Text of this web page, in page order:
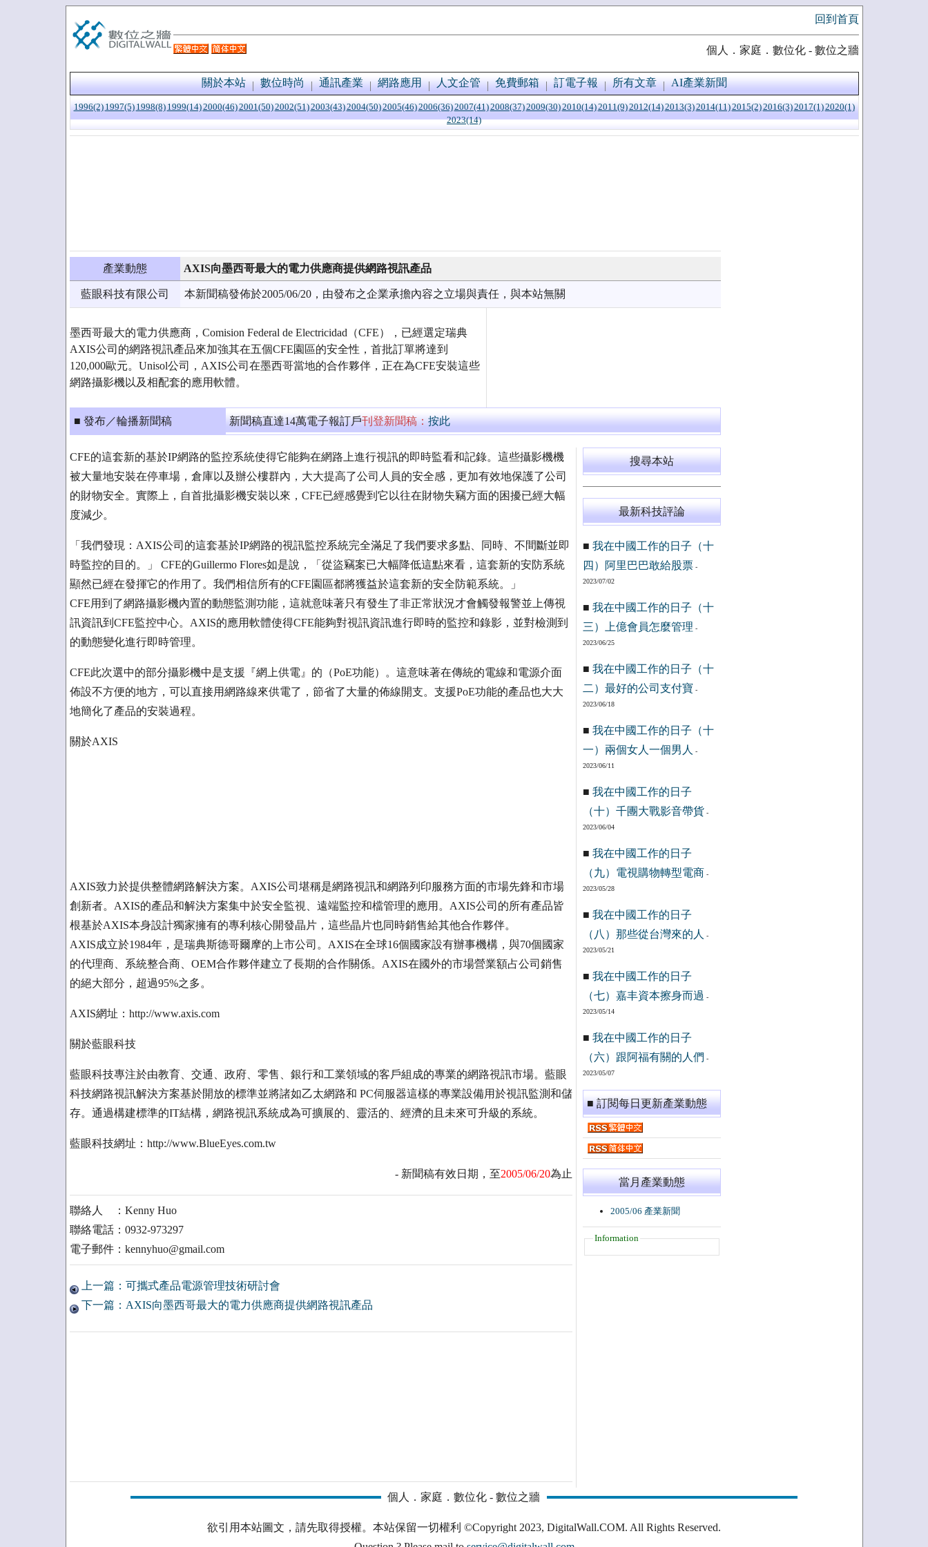
回到首頁
個人．家庭．數位化 - 數位之牆
關於本站 數位時尚 通訊產業 網路應用 人文企管 免費郵箱 訂電子報 所有文章 AI產業新聞
1996(2) 1997(5) 1998(8) 1999(14)2000(46)2001(50)2002(51)2003(43)2004(50)2005(46)2006(36)2007(41)2008(37)2009(30)2010(14)2011(9)2012(14)2013(3)2014(11)2015(2)2016(3)2017(1)2020(1)
2023(14)
產業動態 AXIS向墨西哥最大的電力供應商提供網路視訊產品
藍眼科技有限公司 本新聞稿發佈於2005/06/20，由發布之企業承擔內容之立場與責任，與本站無關
墨西哥最大的電力供應商，Comision Federal de Electricidad（CFE），已經選定瑞典
AXIS公司的網路視訊產品來加強其在五個CFE園區的安全性，首批訂單將達到
120,000歐元。Unisol公司，AXIS公司在墨西哥當地的合作夥伴，正在為CFE安裝這些
網路攝影機以及相配套的應用軟體。
■ 發布／輪播新聞稿 新聞稿直達14萬電子報訂戶刊登新聞稿：按此
CFE的這套新的基於IP網路的監控系統使得它能夠在網路上進行視訊的即時監看和記錄。這些攝影機機
被大量地安裝在停車場，倉庫以及辦公樓群內，大大提高了公司人員的安全感，更加有效地保護了公司
的財物安全。實際上，自首批攝影機安裝以來，CFE已經感覺到它以往在財物失竊方面的困擾已經大幅
度減少。
「我們發現：AXIS公司的這套基於IP網路的視訊監控系統完全滿足了我們要求多點、同時、不間斷並即
時監控的目的。」 CFE的Guillermo Flores如是說，「從盜竊案已大幅降低這點來看，這套新的安防系統
顯然已經在發揮它的作用了。我們相信所有的CFE園區都將獲益於這套新的安全防範系統。」
CFE用到了網路攝影機內置的動態監測功能，這就意味著只有發生了非正常狀況才會觸發報警並上傳視
訊資訊到CFE監控中心。AXIS的應用軟體使得CFE能夠對視訊資訊進行即時的監控和錄影，並對檢測到
的動態變化進行即時管理。
CFE此次選中的部分攝影機中是支援『網上供電』的（PoE功能）。這意味著在傳統的電線和電源介面
佈設不方便的地方，可以直接用網路線來供電了，節省了大量的佈線開支。支援PoE功能的產品也大大
地簡化了產品的安裝過程。
關於AXIS
AXIS致力於提供整體網路解決方案。AXIS公司堪稱是網路視訊和網路列印服務方面的市場先鋒和市場
創新者。AXIS的產品和解決方案集中於安全監視、遠端監控和檔管理的應用。AXIS公司的所有產品皆
根基於AXIS本身設計獨家擁有的專利核心開發晶片，這些晶片也同時銷售給其他合作夥伴。
AXIS成立於1984年，是瑞典斯德哥爾摩的上市公司。AXIS在全球16個國家設有辦事機構，與70個國家
的代理商、系統整合商、OEM合作夥伴建立了長期的合作關係。AXIS在國外的市場營業額占公司銷售
的絕大部分，超過95%之多。
AXIS網址：http://www.axis.com
關於藍眼科技
藍眼科技專注於由教育、交通、政府、零售、銀行和工業領域的客戶組成的專業的網路視訊市場。藍眼
科技網路視訊解決方案基於開放的標準並將諸如乙太網路和 PC伺服器這樣的專業設備用於視訊監測和儲
存。通過構建標準的IT結構，網路視訊系統成為可擴展的、靈活的、經濟的且未來可升級的系統。
藍眼科技網址：http://www.BlueEyes.com.tw
- 新聞稿有效日期，至2005/06/20為止
聯絡人 ：Kenny Huo
聯絡電話：0932-973297
電子郵件：kennyhuo@gmail.com
上一篇：可攜式產品電源管理技術研討會
下一篇：AXIS向墨西哥最大的電力供應商提供網路視訊產品
搜尋本站
最新科技評論
■ 我在中國工作的日子（十
四）阿里巴巴敢給股票-
2023/07/02
■ 我在中國工作的日子（十
三）上億會員怎麼管理 -
2023/06/25
■ 我在中國工作的日子（十
二）最好的公司支付寶 -
2023/06/18
■ 我在中國工作的日子（十
一）兩個女人一個男人
-
2023/06/11
■ 我在中國工作的日子
（十）千團大戰影音帶貨 -
2023/06/04
■ 我在中國工作的日子
（九）電視購物轉型電商 -
2023/05/28
■ 我在中國工作的日子
（八）那些從台灣來的人
-
2023/05/21
■ 我在中國工作的日子
（七）嘉丰資本擦身而過 -
2023/05/14
■ 我在中國工作的日子
（六）跟阿福有關的人們 -
2023/05/07
■ 訂閱每日更新產業動態
當月產業動態
2005/06 產業新聞
Information
個人．家庭．數位化 - 數位之牆
欲引用本站圖文，請先取得授權。本站保留一切權利 ©Copyright 2023, DigitalWall.COM. All Rights Reserved.